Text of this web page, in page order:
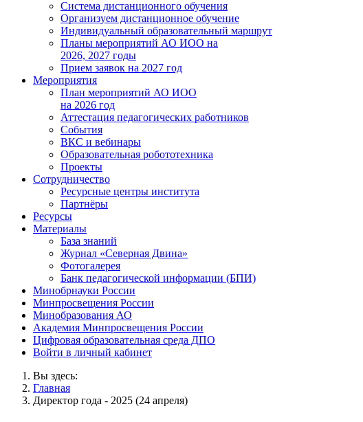
Система дистанционного обучения
Организуем дистанционное обучение
Индивидуальный образовательный маршрут
Планы мероприятий АО ИОО на
2026, 2027 годы
Прием заявок на 2027 год
Мероприятия
План мероприятий АО ИОО
на 2026 год
Аттестация педагогических работников
События
ВКС и вебинары
Образовательная робототехника
Проекты
Сотрудничество
Ресурсные центры института
Партнёры
Ресурсы
Материалы
База знаний
Журнал «Северная Двина»
Фотогалерея
Банк педагогической информации (БПИ)
Минобрнауки России
Минпросвещения России
Минобразования АО
Академия Минпросвещения России
Цифровая образовательная среда ДПО
Войти в личный кабинет
Вы здесь:
Главная
Директор года - 2025 (24 апреля)